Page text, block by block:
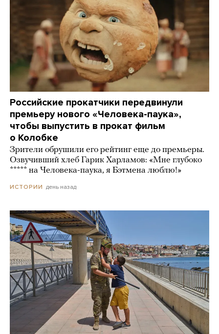
Российские прокатчики передвинули
премьеру нового «Человека-паука»,
чтобы выпустить в прокат фильм
о Колобке
Зрители обрушили его рейтинг еще до премьеры.
Озвучивший хлеб Гарик Харламов: «Мне глубоко
***** на Человека-паука, я Бэтмена люблю!»
ИСТОРИИ день назад